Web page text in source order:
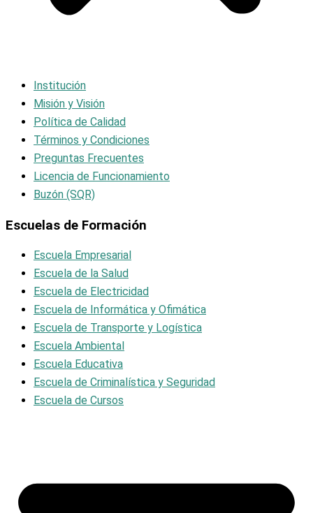
Institución
Misión y Visión
Política de Calidad
Términos y Condiciones
Preguntas Frecuentes
Licencia de Funcionamiento
Buzón (SQR)
Escuelas de Formación
Escuela Empresarial
Escuela de la Salud
Escuela de Electricidad
Escuela de Informática y Ofimática
Escuela de Transporte y Logística
Escuela Ambiental
Escuela Educativa
Escuela de Criminalística y Seguridad
Escuela de Cursos